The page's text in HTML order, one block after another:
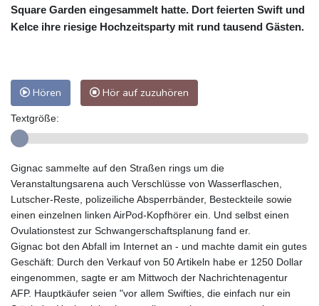
Square Garden eingesammelt hatte. Dort feierten Swift und
Kelce ihre riesige Hochzeitsparty mit rund tausend Gästen.
Hören Hör auf zuzuhören
Textgröße:
Gignac sammelte auf den Straßen rings um die
Veranstaltungsarena auch Verschlüsse von Wasserflaschen,
Lutscher-Reste, polizeiliche Absperrbänder, Besteckteile sowie
einen einzelnen linken AirPod-Kopfhörer ein. Und selbst einen
Ovulationstest zur Schwangerschaftsplanung fand er.
Gignac bot den Abfall im Internet an - und machte damit ein gutes
Geschäft: Durch den Verkauf von 50 Artikeln habe er 1250 Dollar
eingenommen, sagte er am Mittwoch der Nachrichtenagentur
AFP. Hauptkäufer seien "vor allem Swifties, die einfach nur ein